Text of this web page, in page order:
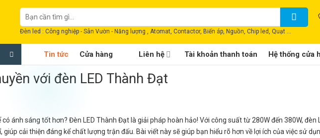
Tìm
kiếm:
Đèn led : Công nghiệp - Sân Vườn - Năng lượng , Atomat, Contactor, Biến áp, Nguồn, Chip led, Quạt ...
Tin tức Cửa hàng Liên hệ Tài khoản thanh toán Hệ thống cửa
với đèn LED Thành Đạt
ánh sáng tốt hơn? Đèn LED Thành Đạt là giải pháp hoàn hảo! Với công suất từ 280W đến 380W, đèn
cải thiện đáng kể chất lượng trận đấu. Bài viết này sẽ giúp bạn hiểu rõ hơn về lợi ích của việc sử